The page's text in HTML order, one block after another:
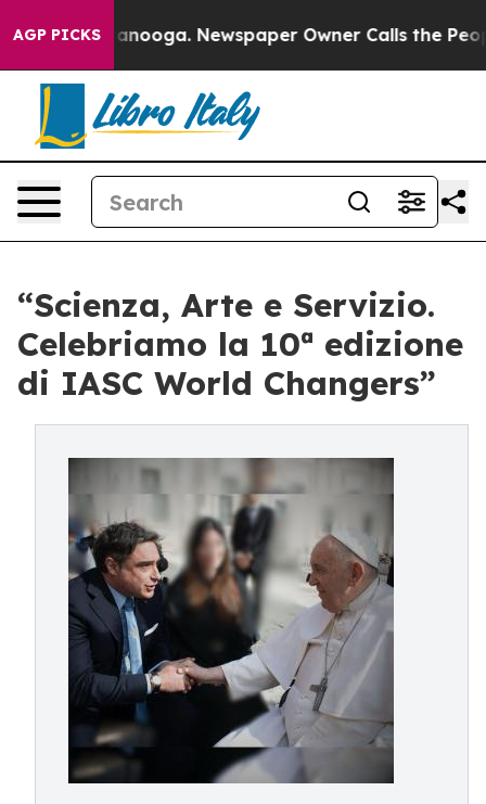
AGP PICKSNewspaper Owner Calls the People
“Scienza, Arte e Servizio.
Celebriamo la 10ª edizione
di IASC World Changers”